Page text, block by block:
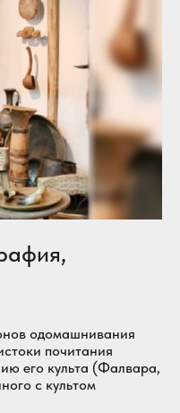
одомашнивания
почитания
его культа (Фалвара,
с культом